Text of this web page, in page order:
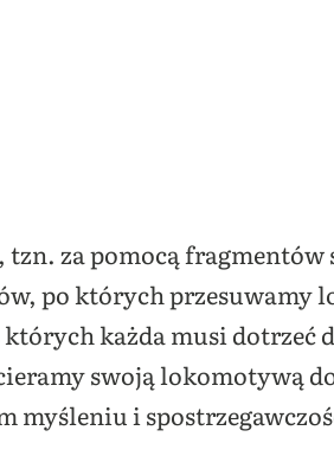
za pomocą fragmentów
po których przesuwamy
każda musi dotrzeć
swoją lokomotywą
myśleniu i